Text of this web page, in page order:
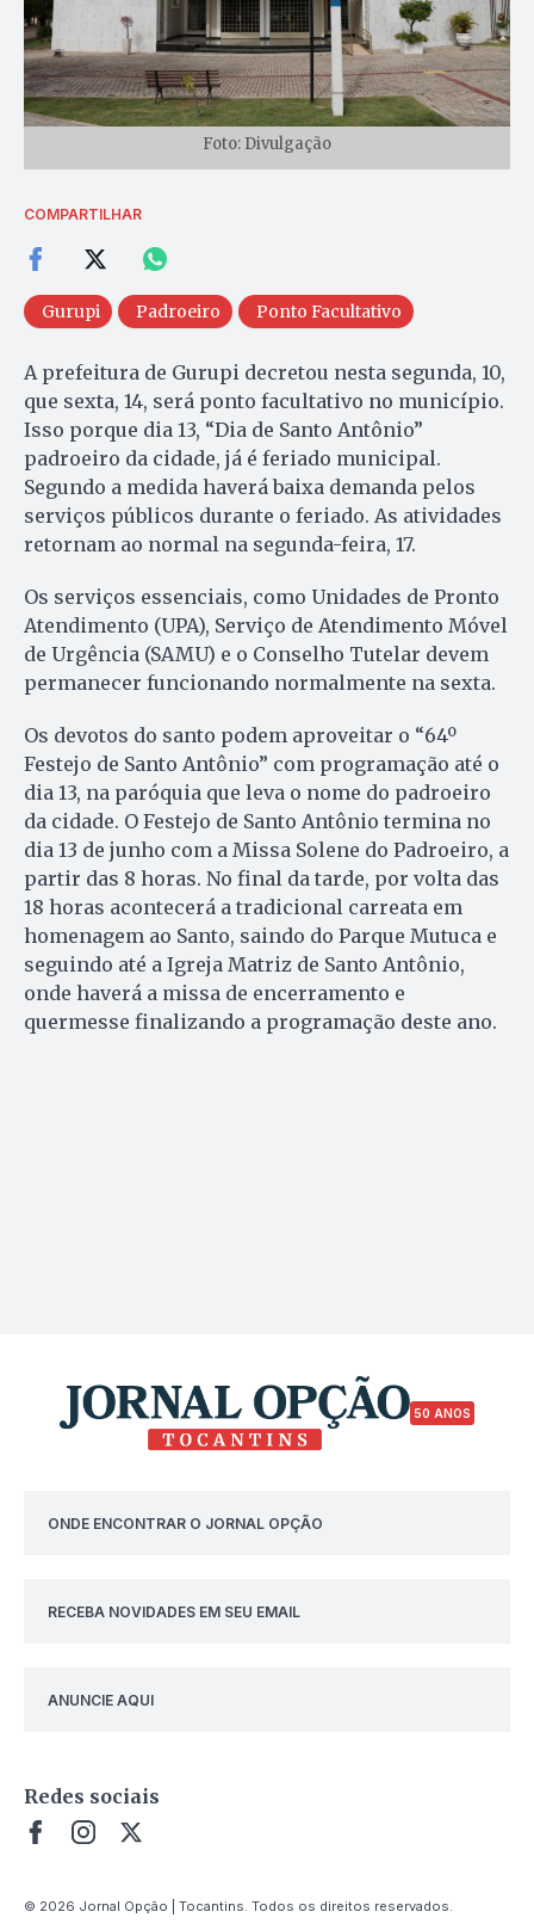
Foto: Divulgação
COMPARTILHAR
Gurupi Padroeiro Ponto Facultativo
A prefeitura de Gurupi decretou nesta segunda, 10,
que sexta, 14, será ponto facultativo no município.
Isso porque dia 13, “Dia de Santo Antônio”
padroeiro da cidade, já é feriado municipal.
Segundo a medida haverá baixa demanda pelos
serviços públicos durante o feriado. As atividades
retornam ao normal na segunda-feira, 17.
Os serviços essenciais, como Unidades de Pronto
Atendimento (UPA), Serviço de Atendimento Móvel
de Urgência (SAMU) e o Conselho Tutelar devem
permanecer funcionando normalmente na sexta.
Os devotos do santo podem aproveitar o “64º
Festejo de Santo Antônio” com programação até o
dia 13, na paróquia que leva o nome do padroeiro
da cidade. O Festejo de Santo Antônio termina no
dia 13 de junho com a Missa Solene do Padroeiro, a
partir das 8 horas. No final da tarde, por volta das
18 horas acontecerá a tradicional carreata em
homenagem ao Santo, saindo do Parque Mutuca e
seguindo até a Igreja Matriz de Santo Antônio,
onde haverá a missa de encerramento e
quermesse finalizando a programação deste ano.
50 ANOS
ONDE ENCONTRAR O JORNAL OPÇÃO
RECEBA NOVIDADES EM SEU EMAIL
ANUNCIE AQUI
Redes sociais
© 2026 Jornal Opção | Tocantins. Todos os direitos reservados.